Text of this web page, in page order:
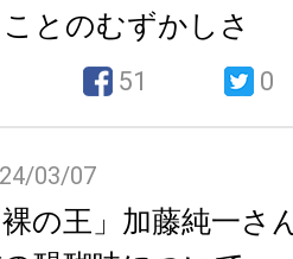
ことのむずかしさ
51 0
03/07
裸の王」加藤純一さ